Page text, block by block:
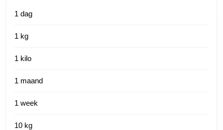
1 dag
1 kg
1 kilo
1 maand
1 week
10 kg